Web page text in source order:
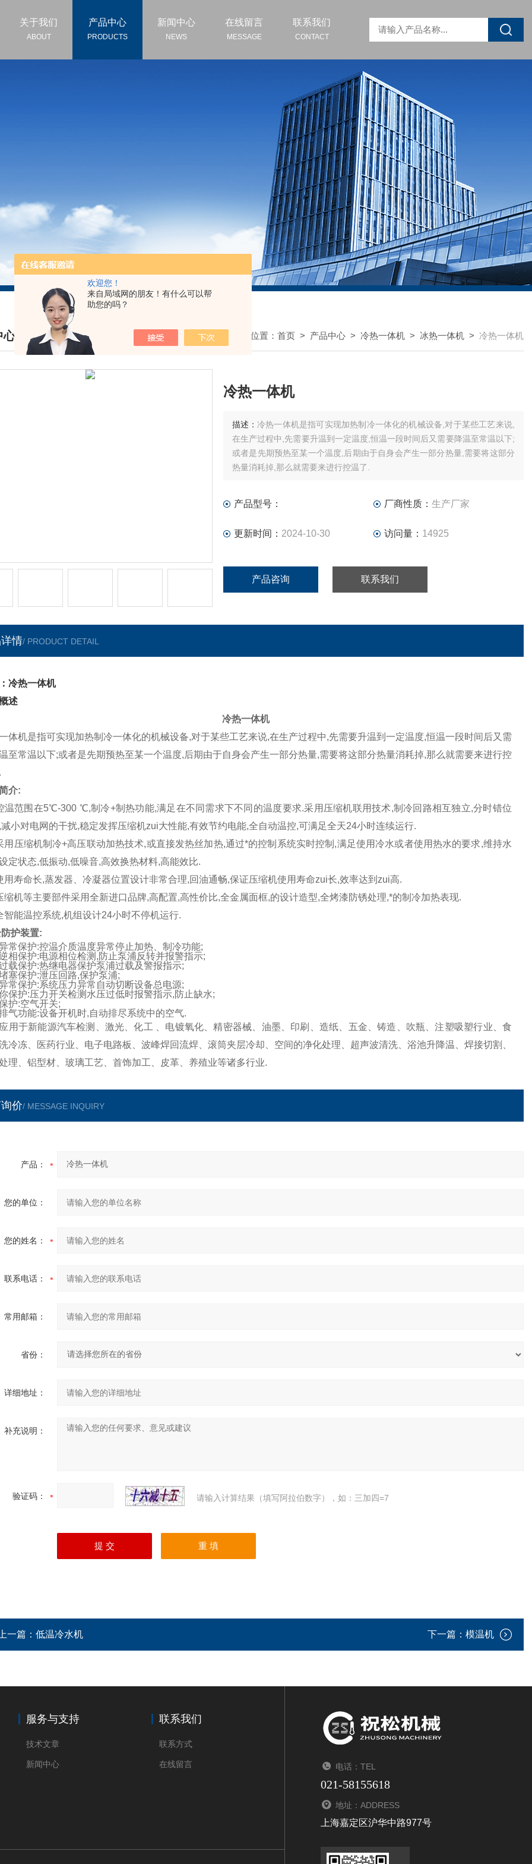
欢迎您！
来自局域网的朋友！有什么可以帮
助您的吗？
关于我们
ABOUT
产品中心
PRODUCTS
新闻中心
NEWS
在线留言
MESSAGE
联系我们
CONTACT
心
CENTER
我的位置： 首页 > 产品中心 > 冷热一体机 > 冰热一体机 > 冷热一体机
冷热一体机
描述： 冷热一体机是指可实现加热制冷一体化的机械设备,对于某些工艺来说,
在生产过程中,先需要升温到一定温度,恒温一段时间后又需要降温至常温以下;
或者是先期预热至某一个温度,后期由于自身会产生一部分热量,需要将这部分
热量消耗掉,那么就需要来进行控温了.
产品型号： 厂商性质： 生产厂家
更新时间： 2024-10-30 访问量： 14925
产品咨询 联系我们
情/ PRODUCT DETAIL
冷热一体机
述
冷热一体机
体机是指可实现加热制冷一体化的机械设备,对于某些工艺来说,在生产过程中,先需要升温到一定温度,恒温一段时间后又需
至常温以下;或者是先期预热至某一个温度,后期由于自身会产生一部分热量,需要将这部分热量消耗掉,那么就需要来进行控
介:
温范围在5℃-300 ℃,制冷+制热功能,满足在不同需求下不同的温度要求.采用压缩机联用技术,制冷回路相互独立,分时错位
小对电网的干扰,稳定发挥压缩机zui大性能,有效节约电能,全自动温控,可满足全天24小时连续运行.
用压缩机制冷+高压联动加热技术,或直接发热丝加热,通过*的控制系统实时控制,满足使用冷水或者使用热水的要求,维持水
定状态,低振动,低噪音,高效换热材料,高能效比.
用寿命长,蒸发器、冷凝器位置设计非常合理,回油通畅,保证压缩机使用寿命zui长,效率达到zui高.
缩机等主要部件采用全新进口品牌,高配置,高性价比,全金属面框,的设计造型,全烤漆防锈处理,*的制冷加热表现.
智能温控系统,机组设计24小时不停机运行.
护装置:
常保护:控温介质温度异常停止加热、制冷功能;
相保护:电源相位检测,防止泵浦反转并报警指示;
载保护:热继电器保护泵浦过载及警报指示;
塞保护:泄压回路,保护泵浦;
常保护:系统压力异常自动切断设备总电源;
保护:压力开关检测水压过低时报警指示,防止缺水;
护:空气开关;
气功能:设备开机时,自动排尽系统中的空气.
用于新能源汽车检测、激光、化工 、电镀氧化、精密器械、油墨、印刷、造纸、五金、铸造、吹瓶、注塑吸塑行业、食
冷冻、医药行业、电子电路板、波峰焊回流焊、滚筒夹层冷却、空间的净化处理、超声波清洗、浴池升降温、焊接切割、
理、铝型材、玻璃工艺、首饰加工、皮革、养殖业等诸多行业.
价/ MESSAGE INQUIRY
产品：
您的单位：
您的姓名：
联系电话：
常用邮箱：
省份：
详细地址：
补充说明：
验证码： 请输入计算结果（填写阿拉伯数字），如：三加四=7
一篇： 低温冷水机 下一篇： 模温机
服务与支持
技术文章
新闻中心
联系我们
联系方式
在线留言 电话：TEL
021-58155618
地址：ADDRESS
上海嘉定区沪华中路977号